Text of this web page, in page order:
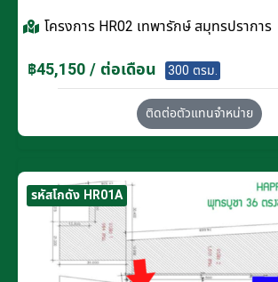
โครงการ HR02 เทพารักษ์ สมุทรปราการ
฿45,150 / ต่อเดือน 300 ตรม.
ติดต่อตัวแทนจำหน่าย
รหัสโกดัง HR01A